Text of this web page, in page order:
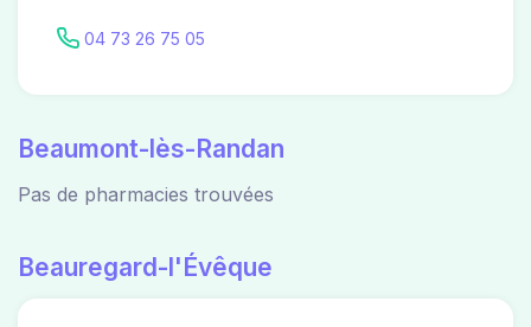
04 73 26 75 05
Beaumont-lès-Randan
Pas de pharmacies trouvées
Beauregard-l'Évêque